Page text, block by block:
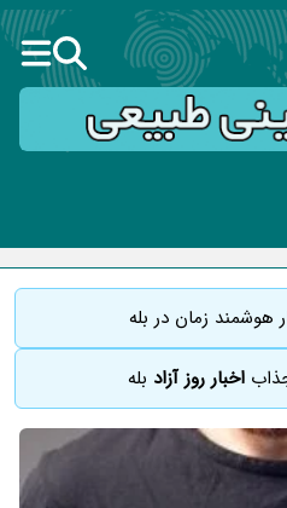
هوشمند زمان در بله
جذاباخبار روز آزاد بله